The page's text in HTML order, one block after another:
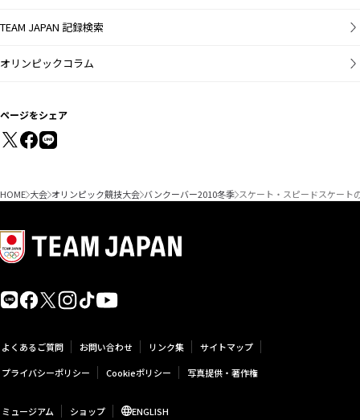
TEAM JAPAN 記録検索
オリンピックコラム
ページをシェア
HOME 大会 オリンピック競技大会 バンクーバー2010冬季 スケート・スピードスケート
よくあるご質問 お問い合わせ リンク集
サイトマップ
プライバシーポリシー
Cookieポリシー 写真提供・著作権
ミュージアム ショップ ENGLISH